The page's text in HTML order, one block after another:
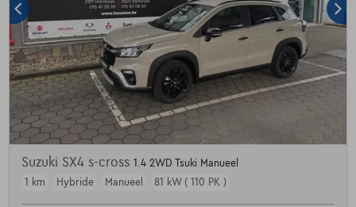
Suzuki SX4 s-cross 1.4 2WD Tsuki Manueel
1 km
Hybride Manueel 81 kW ( 110 PK )